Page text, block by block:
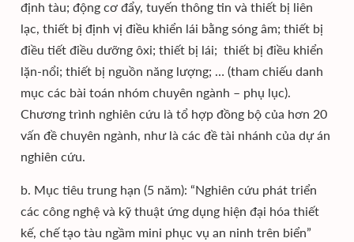
định tàu; động cơ đẩy, tuyến thông tin và thiết bị liên
lạc, thiết bị định vị điều khiển lái bằng sóng âm; thiết bị
điều tiết điều dưỡng ôxi; thiết bị lái; thiết bị điều khiển
lặn-nổi; thiết bị nguồn năng lượng; … (tham chiếu danh
mục các bài toán nhóm chuyên ngành – phụ lục).
Chương trình nghiên cứu là tổ hợp đồng bộ của hơn 20
vấn đề chuyên ngành, như là các đề tài nhánh của dự án
nghiên cứu.
b. Mục tiêu trung hạn (5 năm): “Nghiên cứu phát triển
các công nghệ và kỹ thuật ứng dụng hiện đại hóa thiết
kế, chế tạo tàu ngầm mini phục vụ an ninh trên biển”